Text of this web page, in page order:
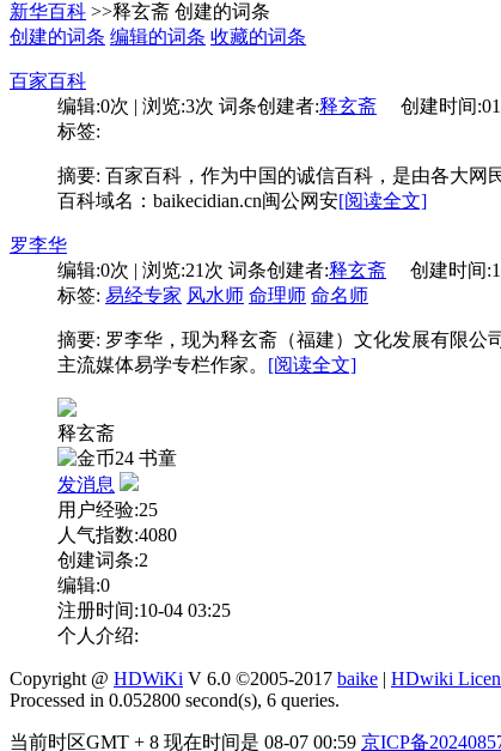
新华百科 >>释玄斋 创建的词条
创建的词条 编辑的词条 收藏的词条
百家百科
编辑:0次 | 浏览:3次 词条创建者:释玄斋 创建时间:
标签:
摘要: 百家百科，作为中国的诚信百科，是由各大
百科域名：baikecidian.cn闽公网安[阅读全文]
罗李华
编辑:0次 | 浏览:21次 词条创建者:释玄斋 创建时间:
标签: 易经专家 风水师 命理师 命名师
摘要: 罗李华，现为释玄斋（福建）文化发展有限
主流媒体易学专栏作家。 [阅读全文]
释玄斋
24 书童
发消息
用户经验:25
人气指数:4080
创建词条:2
编辑:0
注册时间:10-04 03:25
个人介绍:
Copyright @ HDWiKi V 6.0 ©2005-2017 baike | HDwiki
Processed in 0.052800 second(s), 6 queries.
当前时区GMT + 8 现在时间是 08-07 00:59 京ICP备